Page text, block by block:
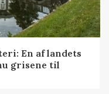
En af landets
grisene til